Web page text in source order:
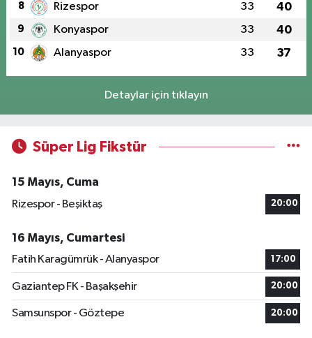
8 Rizespor 33 40
9 Konyaspor 33 40
10 Alanyaspor 33 37
Detaylar için tıklayın
Süper Lig Fikstür
15 Mayıs, Cuma
Rizespor - Beşiktaş
20:00
16 Mayıs, Cumartesi
Fatih Karagümrük - Alanyaspor
17:00
Gaziantep FK - Başakşehir 20:00
Samsunspor - Göztepe 20:00